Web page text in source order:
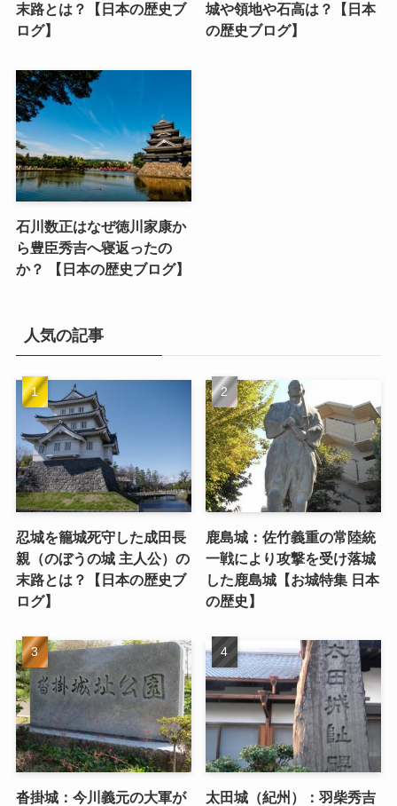
末路とは？【日本の歴史ブ
ログ】
城や領地や石高は？【日本
の歴史ブログ】
石川数正はなぜ徳川家康か
ら豊臣秀吉へ寝返ったの
か？ 【日本の歴史ブログ】
人気の記事
忍城を籠城死守した成田長
親（のぼうの城 主人公）の
末路とは？【日本の歴史ブ
ログ】
鹿島城：佐竹義重の常陸統
一戦により攻撃を受け落城
した鹿島城【お城特集 日本
の歴史】
沓掛城：今川義元の大軍が
太田城（紀州）：羽柴秀吉